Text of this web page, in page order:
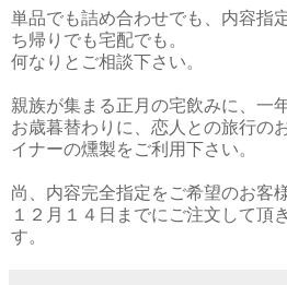
単品でも詰め合わせでも、内容指
ち帰りでも宅配でも。
何なりとご相談下さい。
親族が集まる正月の宅飲みに、一
お歳暮替わりに、恋人との旅行の
イナーの燻製をご利用下さい。
尚、内容完全指定をご希望のお客
１２月１４日までにご注文して頂
す。